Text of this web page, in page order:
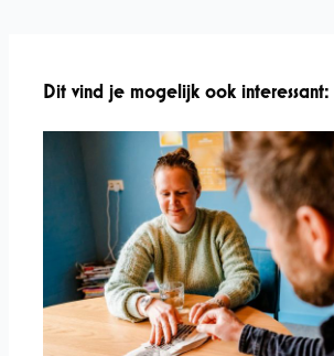
Dit vind je mogelijk ook interessant: